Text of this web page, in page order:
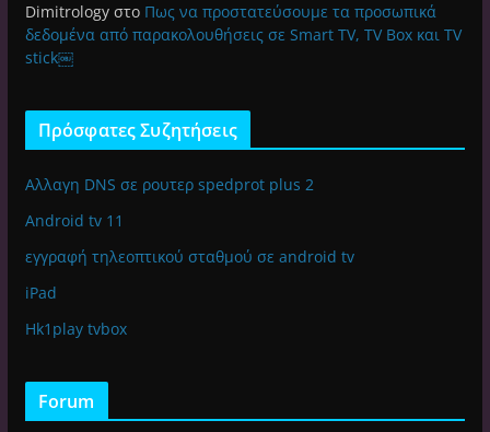
Dimitrologyστο Πως να προστατεύσουμε τα προσωπικά
δεδομένα από παρακολουθήσεις σε Smart TV, TV Box και TV
stick￼
Πρόσφατες Συζητήσεις
Αλλαγη DNS σε ρουτερ spedprot plus 2
Android tv 11
εγγραφή τηλεοπτικού σταθμού σε android tv
iPad
Hk1play tvbox
Forum